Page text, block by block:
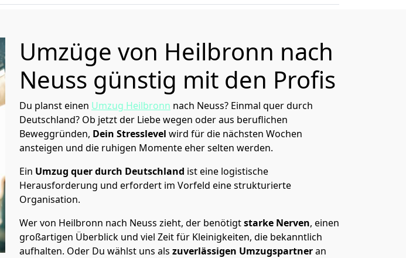
Umzüge von Heilbronn nach
Neuss günstig mit den Profis
Du planst einen Umzug Heilbronn nach Neuss? Einmal quer durch
Deutschland? Ob jetzt der Liebe wegen oder aus beruflichen
Beweggründen, Dein Stresslevel wird für die nächsten Wochen
ansteigen und die ruhigen Momente eher selten werden.
Ein Umzug quer durch Deutschland ist eine logistische
Herausforderung und erfordert im Vorfeld eine strukturierte
Organisation.
Wer von Heilbronn nach Neuss zieht, der benötigtstarke Nerven, einen
großartigen Überblick und viel Zeit für Kleinigkeiten, die bekanntlich
aufhalten. Oder Du wählst uns als zuverlässigen Umzugspartneran